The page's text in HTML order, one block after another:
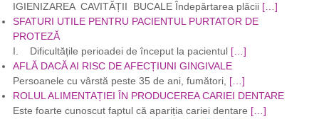
IGIENIZAREA CAVITĂȚII BUCALE Îndepărtarea plăcii […]
SFATURI UTILE PENTRU PACIENTUL PURTATOR DE
PROTEZĂ
I. Dificultățile perioadei de început la pacientul […]
AFLĂ DACĂ AI RISC DE AFECȚIUNI GINGIVALE
Persoanele cu vârstă peste 35 de ani, fumători, […]
ROLUL ALIMENTAȚIEI ÎN PRODUCEREA CARIEI DENTARE
Este foarte cunoscut faptul că apariția cariei dentare […]